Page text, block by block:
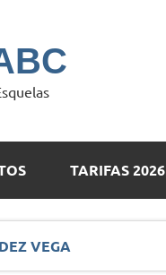
TARIFAS 2026
VEGA